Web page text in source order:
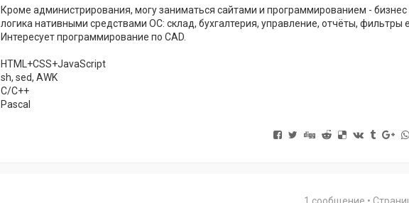
Кроме администрирования, могу заниматься сайтами и программированием - бизнес
логика нативными средствами ОС: склад, бухгалтерия, управление, отчёты, фильтры
Интересует программирование по CAD.
HTML+CSS+JavaScript
sh, sed, AWK
C/C++
Pascal